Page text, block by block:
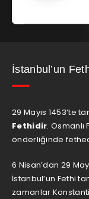
İstanbul’un
29 Mayıs 1453’te
Fethidir. Osmanlı
önderliğinde
6 Nisan’dan 29
İstanbul’un Fethi
zamanlar